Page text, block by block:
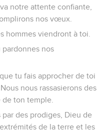
notre attente confiante,
nos vœux.
hommes viendront à toi.
pardonnes nos
tu fais approcher de toi
nous rassasierons des
ton temple.
des prodiges, Dieu de
de la terre et les